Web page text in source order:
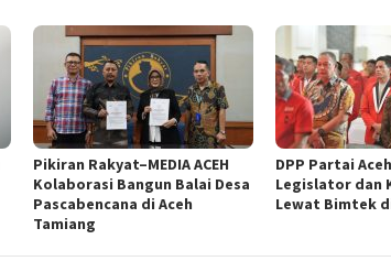
Pikiran Rakyat–MEDIA ACEH
Kolaborasi Bangun Balai Desa
Pascabencana di Aceh
Tamiang
DPP Partai
Legislator dan
Lewat Bimtek